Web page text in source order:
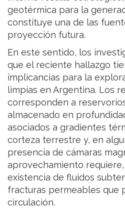
geotérmica para la
constituye una de las
proyección futura.
En este sentido, los
que el reciente hallazgo
implicancias para la
limpias en Argentina. Los
corresponden a
almacenado en
asociados a gradientes
corteza terrestre y, en
presencia de cámaras
aprovechamiento
existencia de fluidos
fracturas permeables que
circulación.